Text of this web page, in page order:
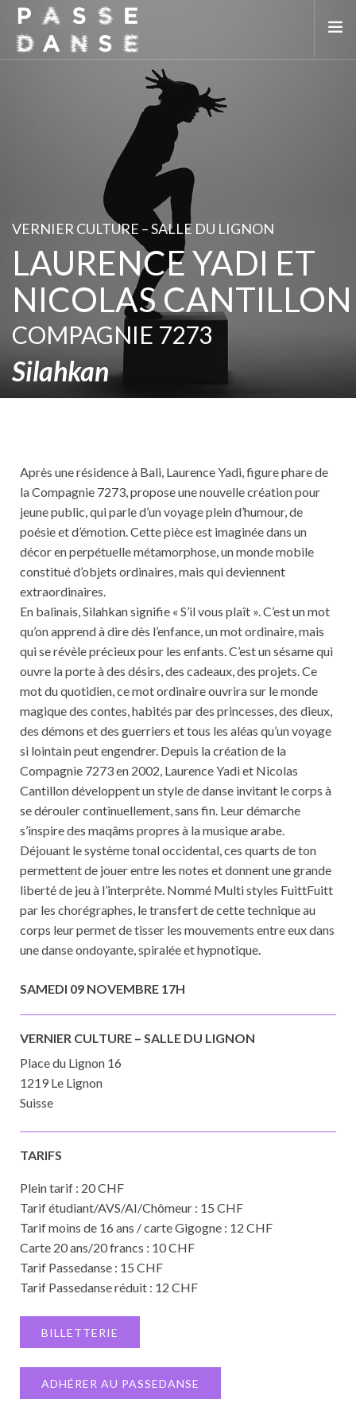
LES LIEUX PARTENAIRES
VERNIER CULTURE – SALLE DU LIGNON
LAURENCE YADI ET
NICOLAS CANTILLON
COMPAGNIE 7273
Silahkan
Après une résidence à Bali, Laurence Yadi, figure phare de
la Compagnie 7273, propose une nouvelle création pour
jeune public, qui parle d’un voyage plein d’humour, de
poésie et d’émotion. Cette pièce est imaginée dans un
décor en perpétuelle métamorphose, un monde mobile
constitué d’objets ordinaires, mais qui deviennent
extraordinaires.
En balinais, Silahkan signifie « S’il vous plaît ». C’est un mot
qu’on apprend à dire dès l’enfance, un mot ordinaire, mais
qui se révèle précieux pour les enfants. C’est un sésame qui
ouvre la porte à des désirs, des cadeaux, des projets. Ce
mot du quotidien, ce mot ordinaire ouvrira sur le monde
magique des contes, habités par des princesses, des dieux,
des démons et des guerriers et tous les aléas qu’un voyage
si lointain peut engendrer. Depuis la création de la
Compagnie 7273 en 2002, Laurence Yadi et Nicolas
Cantillon développent un style de danse invitant le corps à
se dérouler continuellement, sans fin. Leur démarche
s’inspire des maqâms propres à la musique arabe.
Déjouant le système tonal occidental, ces quarts de ton
permettent de jouer entre les notes et donnent une grande
liberté de jeu à l’interprète. Nommé Multi styles FuittFuitt
par les chorégraphes, le transfert de cette technique au
corps leur permet de tisser les mouvements entre eux dans
une danse ondoyante, spiralée et hypnotique.
SAMEDI 09 NOVEMBRE 17H
VERNIER CULTURE – SALLE DU LIGNON
Place du Lignon 16
1219 Le Lignon
Suisse
TARIFS
Plein tarif : 20 CHF
Tarif étudiant/AVS/AI/Chômeur : 15 CHF
Tarif moins de 16 ans / carte Gigogne : 12 CHF
Carte 20 ans/20 francs : 10 CHF
Tarif Passedanse : 15 CHF
Tarif Passedanse réduit : 12 CHF
BILLETTERIE
ADHÉRER AU PASSEDANSE